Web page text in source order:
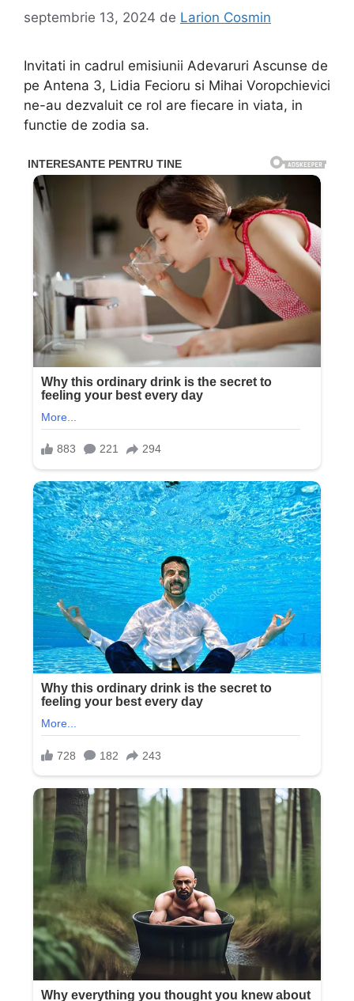
septembrie 13, 2024 de Larion Cosmin
Invitati in cadrul emisiunii Adevaruri Ascunse de
pe Antena 3, Lidia Fecioru si Mihai Voropchievici
ne-au dezvaluit ce rol are fiecare in viata, in
functie de zodia sa.